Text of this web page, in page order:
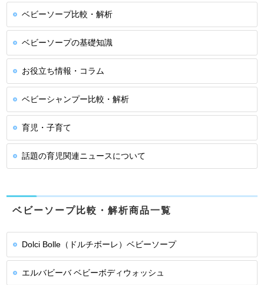
ベビーソープ比較・解析
ベビーソープの基礎知識
お役立ち情報・コラム
ベビーシャンプー比較・解析
育児・子育て
話題の育児関連ニュースについて
ベビーソープ比較・解析商品一覧
Dolci Bolle（ドルチボーレ）ベビーソープ
エルバビーバ ベビーボディウォッシュ